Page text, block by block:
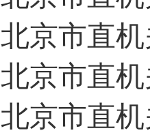
北京市直
北京市直机
北京市直机